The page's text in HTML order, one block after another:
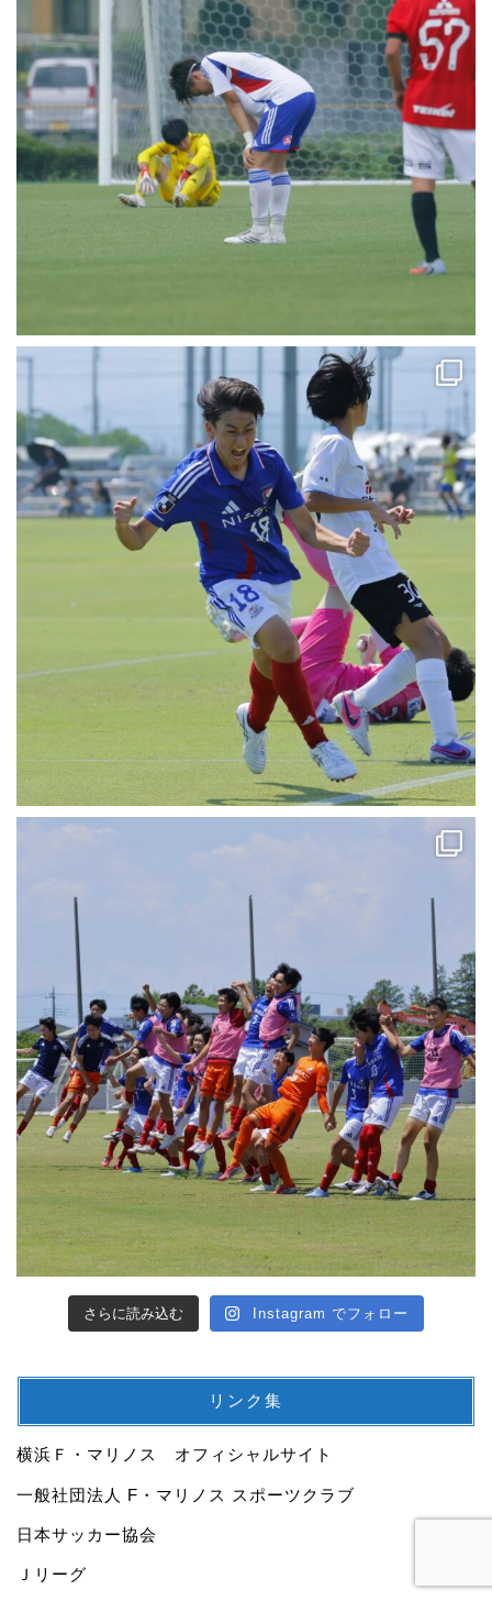
さらに読み込む Instagram でフォロー
リンク集
横浜Ｆ・マリノス オフィシャルサイト
一般社団法人 F・マリノス スポーツクラブ
日本サッカー協会
Ｊリーグ